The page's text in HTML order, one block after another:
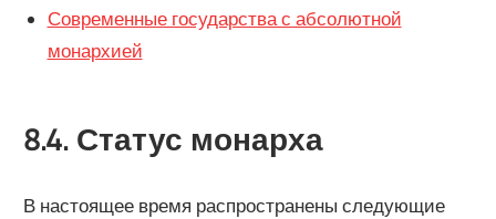
Современные государства с абсолютной
монархией
8.4. Статус монарха
В настоящее время распространены следующие